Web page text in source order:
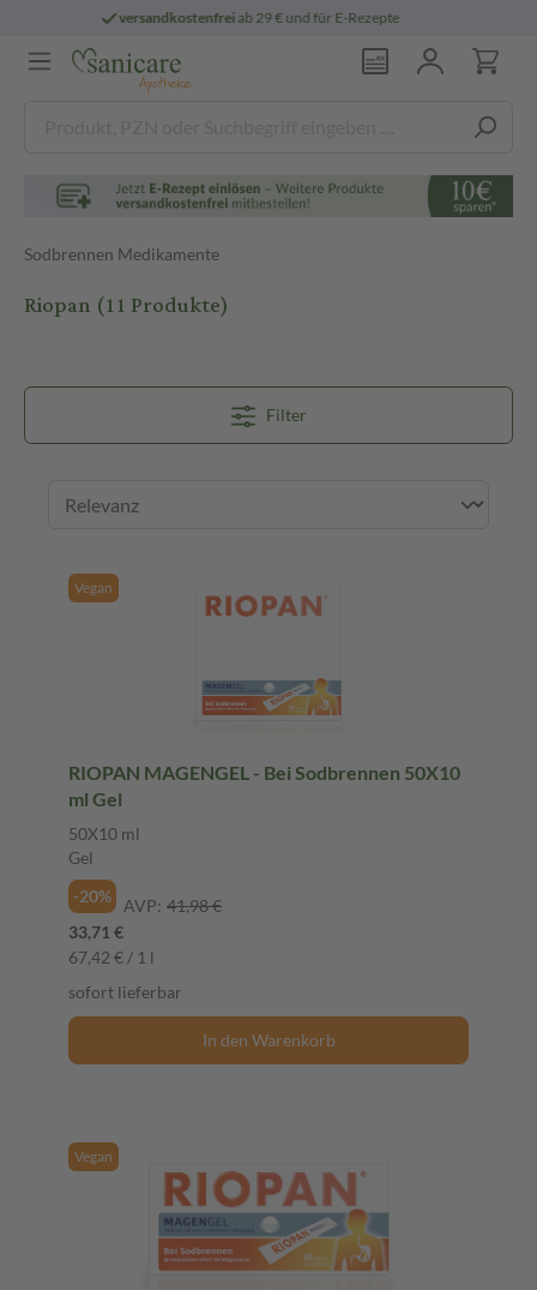
persönlichepharmazeutische Beratung
Sodbrennen Medikamente
Riopan (11 Produkte)
Filter
Vegan
RIOPAN MAGENGEL - Bei Sodbrennen 50X10
ml Gel
50X10 ml
Gel
-20%
AVP: 41,98 €
33,71 €
67,42 € / 1 l
sofort lieferbar
In den Warenkorb
Vegan